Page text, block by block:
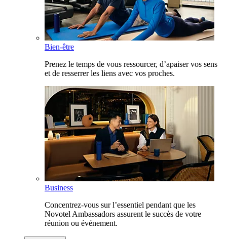
Bien-être
Prenez le temps de vous ressourcer, d’apaiser vos sens
et de resserrer les liens avec vos proches.
Business
Concentrez-vous sur l’essentiel pendant que les
Novotel Ambassadors assurent le succès de votre
réunion ou événement.